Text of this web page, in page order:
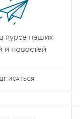
курсе наших
и новостей